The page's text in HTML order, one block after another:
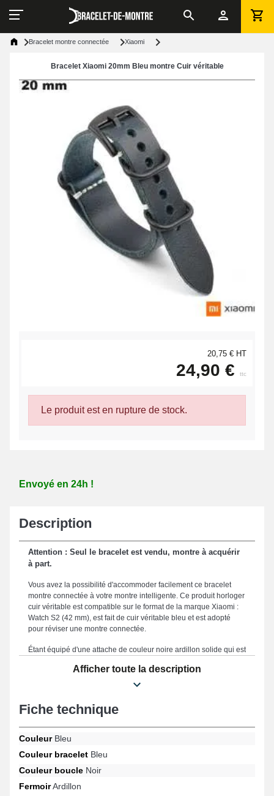
Bracelet montre connectée Xiaomi
Bracelet Xiaomi 20mm Bleu montre Cuir véritable
20,75 € HT
24,90 € ttc
Le produit est en rupture de stock.
Envoyé en 24h !
Description
Attention : Seul le bracelet est vendu, montre à acquérir
à part.
Vous avez la possibilité d'accommoder facilement ce bracelet
montre connectée à votre montre intelligente. Ce produit horloger
cuir véritable est compatible sur le format de la marque Xiaomi :
Watch S2 (42 mm), est fait de cuir véritable bleu et est adopté
pour réviser une montre connectée.
Étant équipé d'une attache de couleur noire ardillon solide qui est
et rapide. Ce produit horloger est le choix parfait pour vos
besoins spécifiques offrant une compatibilité idéale et une
distingue par sa solidité, faisant office d'un compromis optimal
dans le but de renouveler un bracelet cassé ou usagé et
améliorer la durée de vie de votre smartwatch. Le coloris bleu
gracieux du bracelet de montre connectée instaure une
attache ardillon fiable, ce modèle de bracelet de montre
connectée est interchangeable avec les modèles Watch S2 (42
mm) et beaucoup d'autres encore de la marque Xiaomi. Au
Afficher toute la description
Fiche technique
CouleurBleu
Couleur bracelet Bleu
Couleur boucle Noir
FermoirArdillon